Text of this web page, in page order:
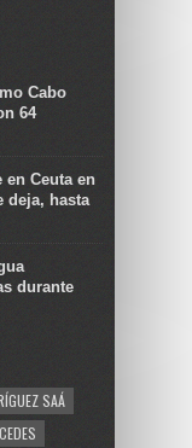
Cabo
64
Ceuta en
deja, hasta
durante
SAÁ